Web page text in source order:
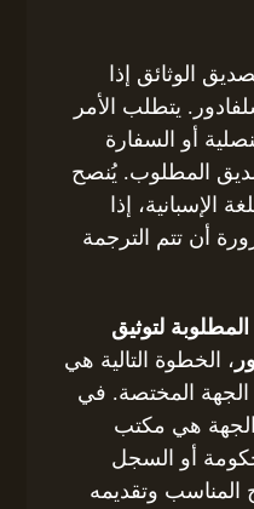
الوثائق إذا
يتطلب الأمر
أو السفارة
المطلوب. يُنصح
الإسبانية، إذا
أن تتم الترجمة
المطلوبة لتوثيق
، الخطوة التالية هي
الجهة المختصة. في
الجهة هي مكتب
أو السجل
المناسب وتقديمه